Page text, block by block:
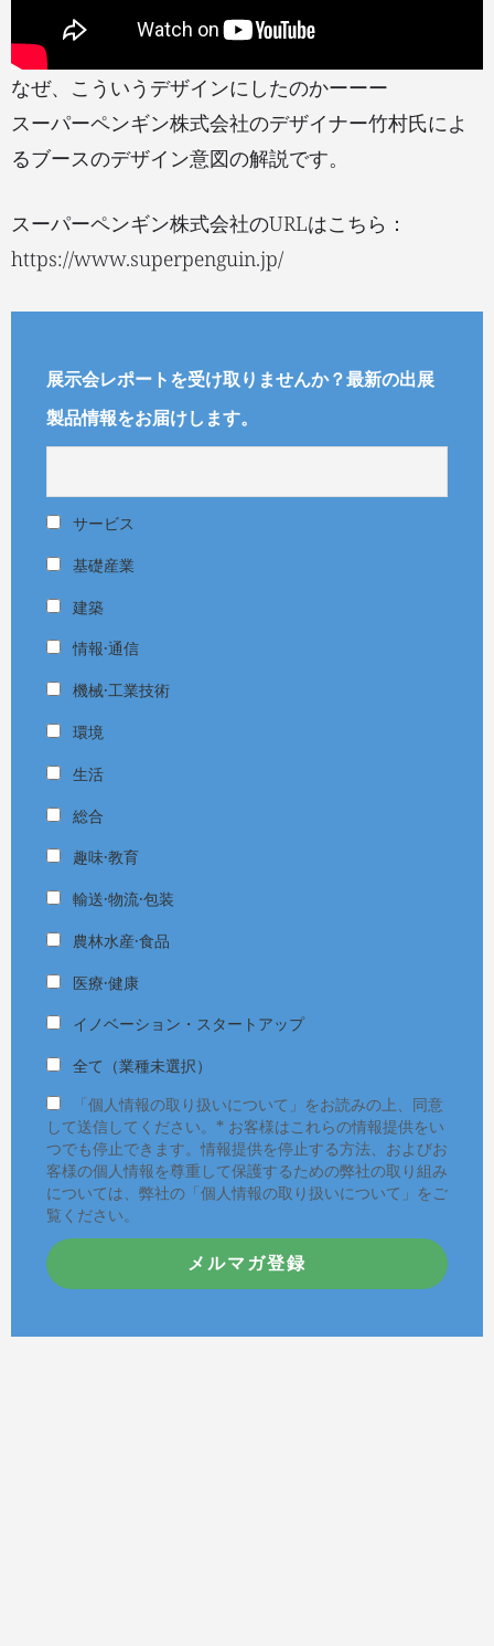
なぜ、こういうデザインにしたのかーーー
スーパーペンギン株式会社のデザイナー竹村氏によ
るブースのデザイン意図の解説です。
スーパーペンギン株式会社のURLはこちら：
https://www.superpenguin.jp/
展示会レポートを受け取りませんか？最新の出展
製品情報をお届けします。
サービス
基礎産業
建築
情報·通信
機械·工業技術
環境
生活
総合
趣味·教育
輸送·物流·包装
農林水産·食品
医療·健康
イノベーション・スタートアップ
全て（業種未選択）
「個人情報の取り扱いについて」をお読みの上、同意
して送信してください。* お客様はこれらの情報提供をい
つでも停止できます。情報提供を停止する方法、およびお
客様の個人情報を尊重して保護するための弊社の取り組み
については、弊社の「個人情報の取り扱いについて」をご
覧ください。